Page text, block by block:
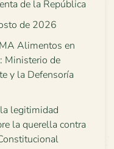
de la República
de 2026
Alimentos en
Ministerio de
y la Defensoría
legitimidad
la querella contra